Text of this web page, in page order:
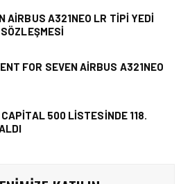
AIRBUS A321NEO LR TIPI YEDI
FOR SEVEN AIRBUS A321NEO
500 LISTESINDE 118.